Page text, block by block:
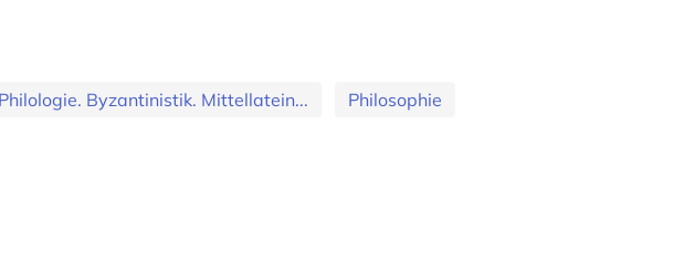
Byzantinistik. Mittellatein... Philosophie